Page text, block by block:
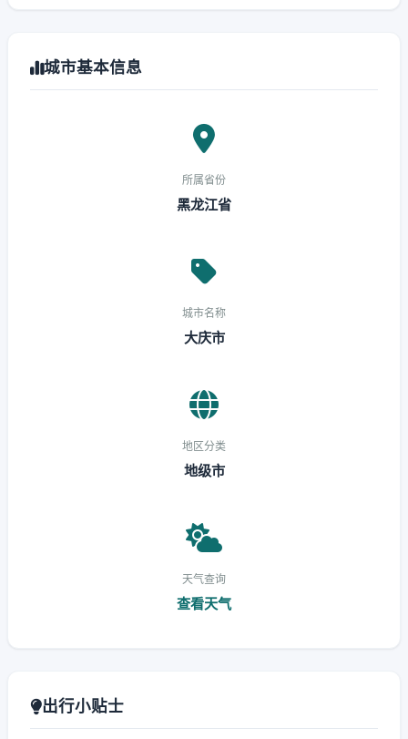
城市基本信息
所属省份
黑龙江省
城市名称
大庆市
地区分类
地级市
天气查询
查看天气
出行小贴士